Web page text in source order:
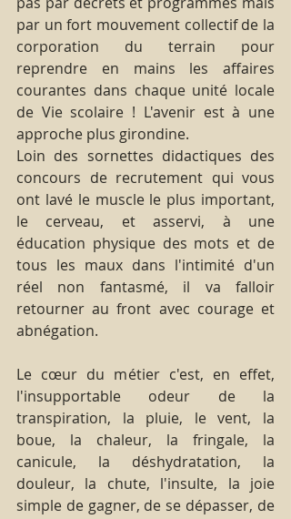
par un fort mouvement collectif de la
corporation du terrain pour
reprendre en mains les affaires
courantes dans chaque unité locale
de Vie scolaire ! L'avenir est à une
approche plus girondine.
Loin des sornettes didactiques des
concours de recrutement qui vous
ont lavé le muscle le plus important,
le cerveau, et asservi, à une
éducation physique des mots et de
tous les maux dans l'intimité d'un
réel non fantasmé, il va falloir
retourner au front avec courage et
abnégation.
Le cœur du métier c'est, en effet,
l'insupportable odeur de la
transpiration, la pluie, le vent, la
boue, la chaleur, la fringale, la
canicule, la déshydratation, la
douleur, la chute, l'insulte, la joie
simple de gagner, de se dépasser, de